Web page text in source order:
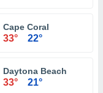
Cape Coral
33° 22°
Daytona Beach
33° 21°